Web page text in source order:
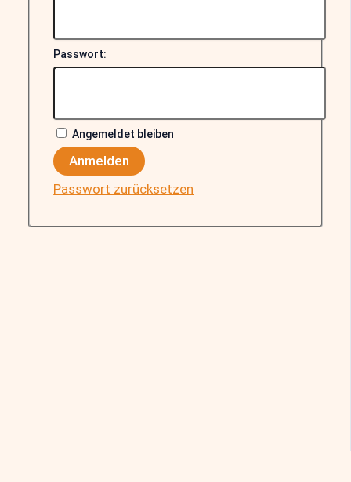
Passwort:
Angemeldet bleiben
Anmelden
Passwort zurücksetzen